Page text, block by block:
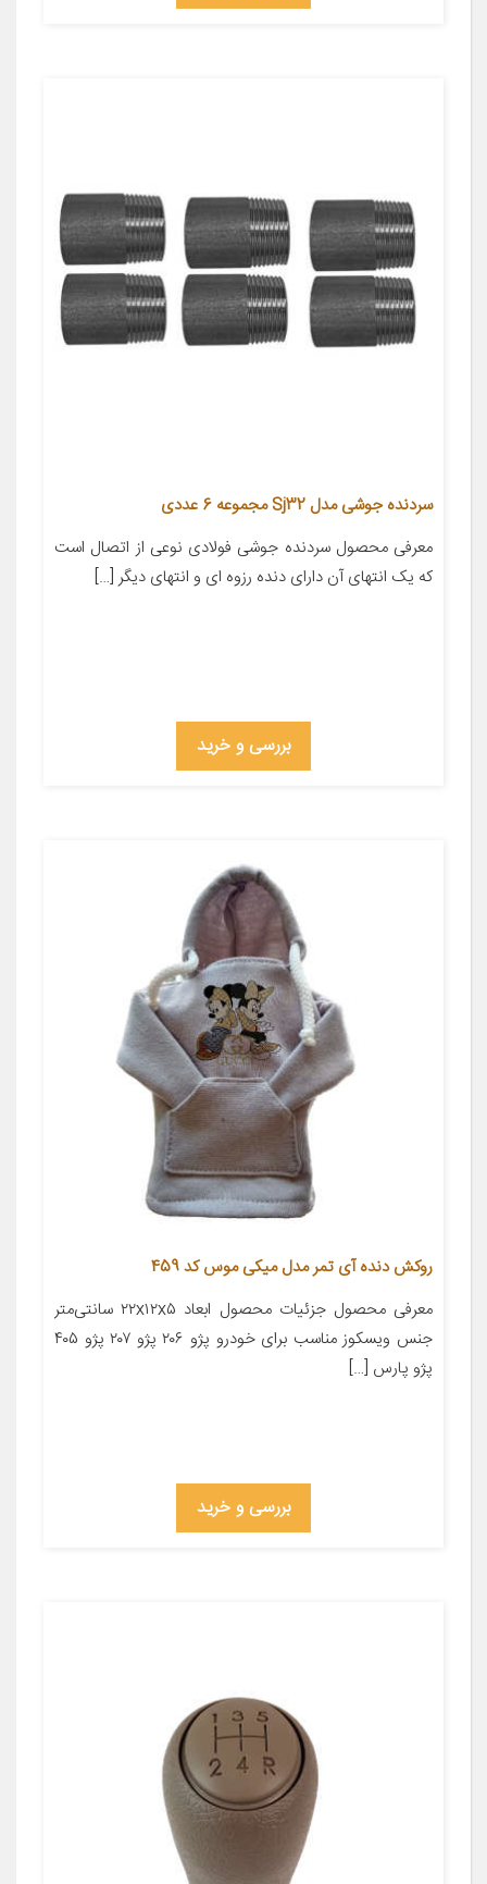
سردنده جوشی مدل Sj32 مجموعه 6 عددی
معرفی محصول سردنده جوشی فولادی نوعی از اتصال است
که یک انتهای آن دارای دنده رزوه ای و انتهای دیگر […]
بررسی و خرید
روکش دنده آی تمر مدل میکی موس کد 459
معرفی محصول جزئیات محصول ابعاد ۲۲x۱۲x۵ سانتی‌متر
جنس ویسکوز مناسب برای خودرو پژو ۲۰۶ پژو ۲۰۷ پژو ۴۰۵
پژو پارس […]
بررسی و خرید